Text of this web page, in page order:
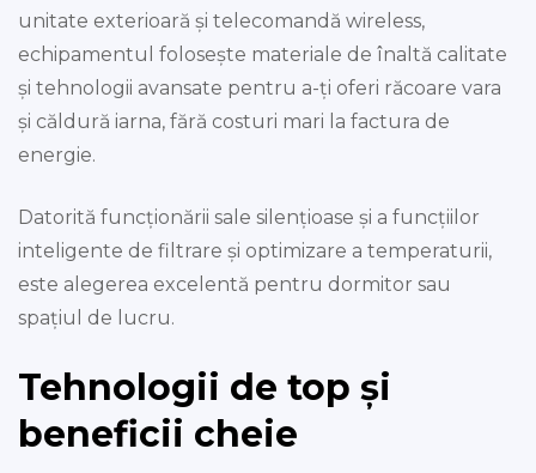
unitate exterioară și telecomandă wireless,
echipamentul folosește materiale de înaltă calitate
și tehnologii avansate pentru a-ți oferi răcoare vara
și căldură iarna, fără costuri mari la factura de
energie.
Datorită funcționării sale silențioase și a funcțiilor
inteligente de filtrare și optimizare a temperaturii,
este alegerea excelentă pentru dormitor sau
spațiul de lucru.
Tehnologii de top și
beneficii cheie